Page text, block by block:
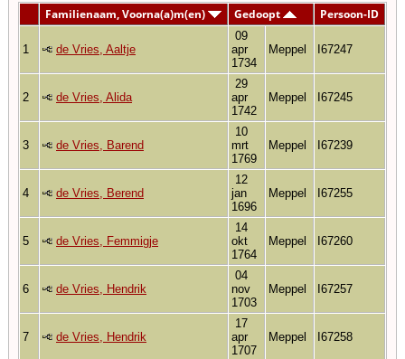
Familienaam, Voorna(a)m(en) Gedoopt Persoon-ID
1 de Vries, Aaltje
09
apr
1734
Meppel I67247
2 de Vries, Alida
29
apr
1742
Meppel I67245
3 de Vries, Barend
10
mrt
1769
Meppel I67239
4 de Vries, Berend
12
jan
1696
Meppel I67255
5 de Vries, Femmigje
14
okt
1764
Meppel I67260
6 de Vries, Hendrik
04
nov
1703
Meppel I67257
7 de Vries, Hendrik
17
apr
1707
Meppel I67258